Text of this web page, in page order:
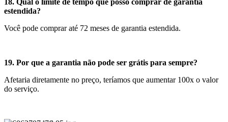
estendida?
Você pode comprar até 72 meses de garantia estendida.
19. Por que a garantia não pode ser grátis para sempre?
Afetaria diretamente no preço, teríamos que aumentar 100x o valor
do serviço.